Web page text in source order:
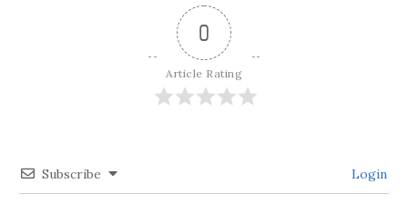
シ
0
Article Rating
Subscribe Login